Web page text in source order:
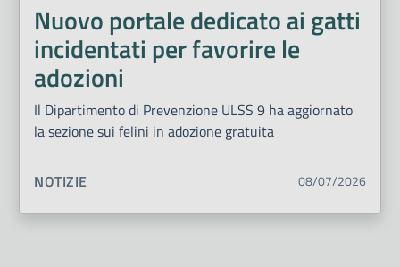
Nuovo portale dedicato ai gatti
incidentati per favorire le
adozioni
Il Dipartimento di Prevenzione ULSS 9 ha aggiornato
la sezione sui felini in adozione gratuita
TIPO CONTENUTO:
NOTIZIE 08/07/2026